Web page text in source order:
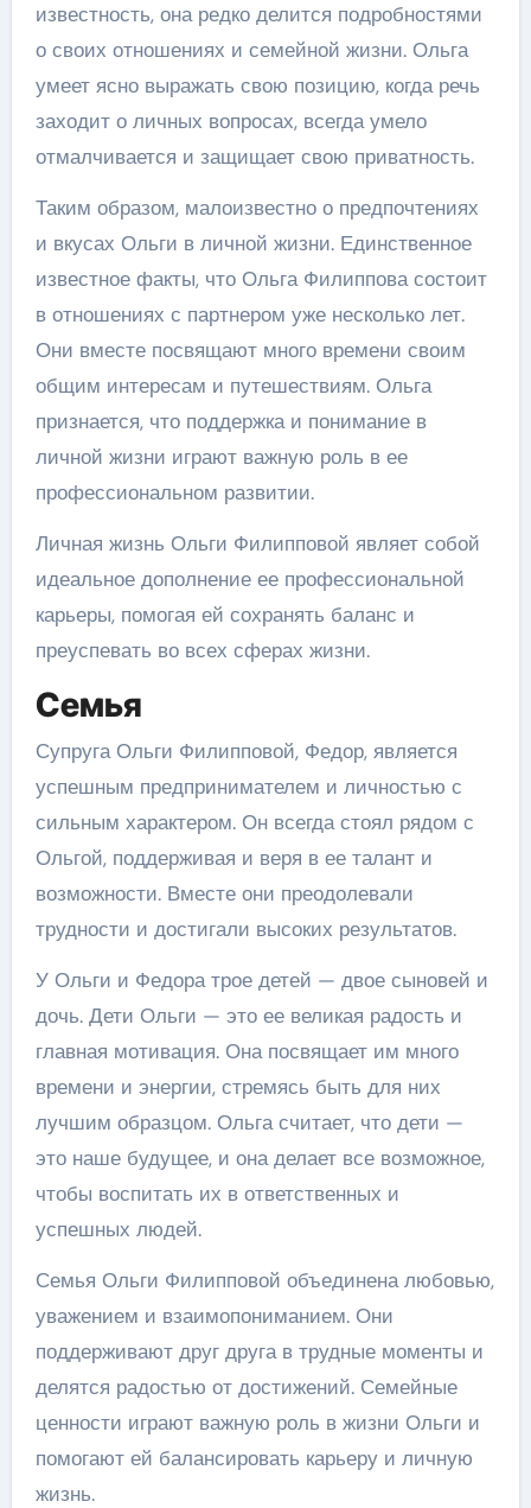
известность, она редко делится подробностями
о своих отношениях и семейной жизни. Ольга
умеет ясно выражать свою позицию, когда речь
заходит о личных вопросах, всегда умело
отмалчивается и защищает свою приватность.
Таким образом, малоизвестно о предпочтениях
и вкусах Ольги в личной жизни. Единственное
известное факты, что Ольга Филиппова состоит
в отношениях с партнером уже несколько лет.
Они вместе посвящают много времени своим
общим интересам и путешествиям. Ольга
признается, что поддержка и понимание в
личной жизни играют важную роль в ее
профессиональном развитии.
Личная жизнь Ольги Филипповой являет собой
идеальное дополнение ее профессиональной
карьеры, помогая ей сохранять баланс и
преуспевать во всех сферах жизни.
Семья
Супруга Ольги Филипповой, Федор, является
успешным предпринимателем и личностью с
сильным характером. Он всегда стоял рядом с
Ольгой, поддерживая и веря в ее талант и
возможности. Вместе они преодолевали
трудности и достигали высоких результатов.
У Ольги и Федора трое детей — двое сыновей и
дочь. Дети Ольги — это ее великая радость и
главная мотивация. Она посвящает им много
времени и энергии, стремясь быть для них
лучшим образцом. Ольга считает, что дети —
это наше будущее, и она делает все возможное,
чтобы воспитать их в ответственных и
успешных людей.
Семья Ольги Филипповой объединена любовью,
уважением и взаимопониманием. Они
поддерживают друг друга в трудные моменты и
делятся радостью от достижений. Семейные
ценности играют важную роль в жизни Ольги и
помогают ей балансировать карьеру и личную
жизнь.